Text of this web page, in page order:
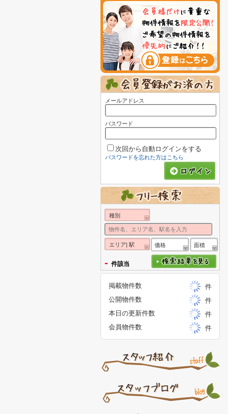
メールアドレス
パスワード
次回から自動ログインをする
パスワードを忘れた方はこちら
種別
エリア| 駅 価格 面積
- 件該当
掲載物件数
件
公開物件数
件
本日の更新件数
件
会員物件数
件